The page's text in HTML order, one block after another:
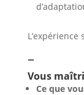
–
Vous
Ce que